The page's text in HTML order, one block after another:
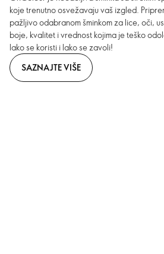
koje trenutno osvežavaju vaš izgled.
pažljivo odabranom šminkom za lice, oči,
boje, kvalitet i vrednost kojima je teško
lako se koristi i lako se zavoli!
SAZNAJTE VIŠE